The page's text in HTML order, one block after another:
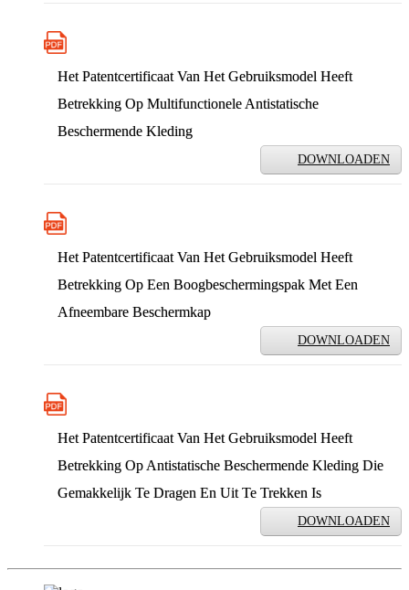
Het Patentcertificaat Van Het Gebruiksmodel Heeft
Betrekking Op Multifunctionele Antistatische
Beschermende Kleding
DOWNLOADEN
Het Patentcertificaat Van Het Gebruiksmodel Heeft
Betrekking Op Een Boogbeschermingspak Met Een
Afneembare Beschermkap
DOWNLOADEN
Het Patentcertificaat Van Het Gebruiksmodel Heeft
Betrekking Op Antistatische Beschermende Kleding Die
Gemakkelijk Te Dragen En Uit Te Trekken Is
DOWNLOADEN